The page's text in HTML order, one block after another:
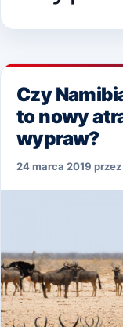
Czy
to nowy
wypraw?
24 marca 2019 przez